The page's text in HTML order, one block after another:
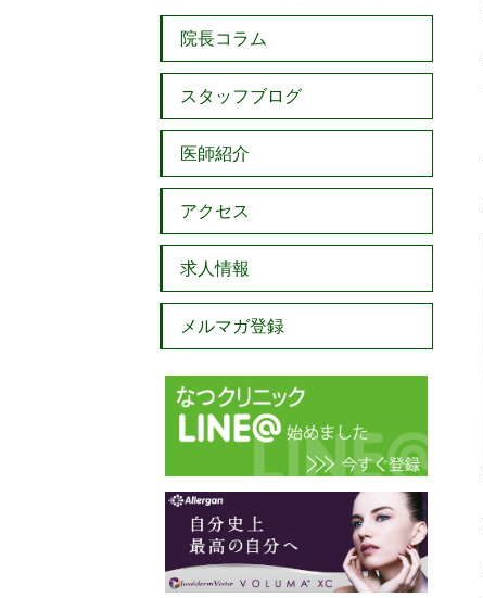
院長コラム
スタッフブログ
医師紹介
アクセス
求人情報
メルマガ登録